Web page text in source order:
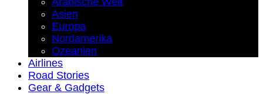
Asien
Europa
Nordamerika
Ozeanien
Airlines
Road Stories
Gear & Gadgets